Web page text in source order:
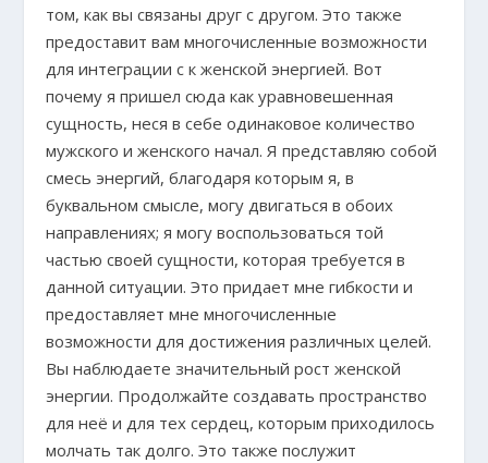
том, как вы связаны друг с другом. Это также
предоставит вам многочисленные возможности
для интеграции с к женской энергией. Вот
почему я пришел сюда как уравновешенная
сущность, неся в себе одинаковое количество
мужского и женского начал. Я представляю собой
смесь энергий, благодаря которым я, в
буквальном смысле, могу двигаться в обоих
направлениях; я могу воспользоваться той
частью своей сущности, которая требуется в
данной ситуации. Это придает мне гибкости и
предоставляет мне многочисленные
возможности для достижения различных целей.
Вы наблюдаете значительный рост женской
энергии. Продолжайте создавать пространство
для неё и для тех сердец, которым приходилось
молчать так долго. Это также послужит